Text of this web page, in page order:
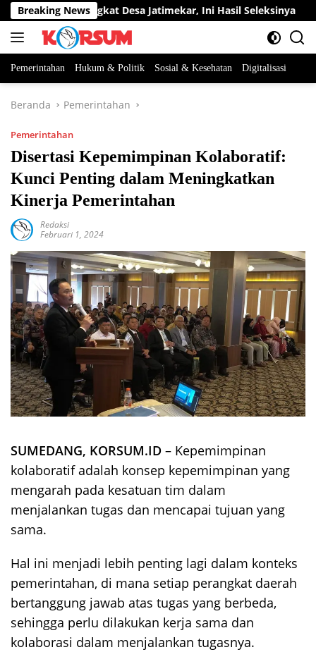
Langsung
ke
konten
Breaking News
Perangkat Desa Jatimekar, Ini Hasil Seleksinya
Pemerintahan Hukum & Politik Sosial & Kesehatan Digitalisasi
Beranda Pemerintahan
Pemerintahan
Disertasi Kepemimpinan Kolaboratif:
Kunci Penting dalam Meningkatkan
Kinerja Pemerintahan
Redaksi
Februari 1, 2024
SUMEDANG, KORSUM.ID – Kepemimpinan
kolaboratif adalah konsep kepemimpinan yang
mengarah pada kesatuan tim dalam
menjalankan tugas dan mencapai tujuan yang
sama.
Hal ini menjadi lebih penting lagi dalam konteks
pemerintahan, di mana setiap perangkat daerah
bertanggung jawab atas tugas yang berbeda,
sehingga perlu dilakukan kerja sama dan
kolaborasi dalam menjalankan tugasnya.